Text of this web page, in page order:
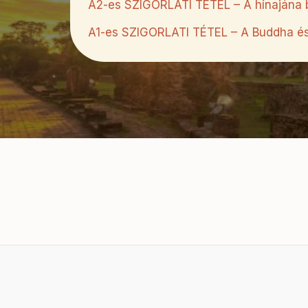
A2-es SZIGORLATI TÉTEL – A
A1-es SZIGORLATI TÉTEL – A Buddha